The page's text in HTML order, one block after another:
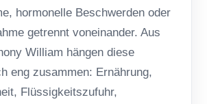
hormonelle Beschwerden oder
getrennt voneinander. Aus
William hängen diese
eng zusammen: Ernährung,
Flüssigkeitszufuhr,